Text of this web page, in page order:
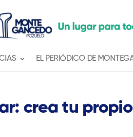
EL PERIÓDICO DE
crea tu